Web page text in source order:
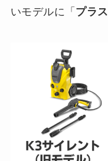
いモデルに「 プラス